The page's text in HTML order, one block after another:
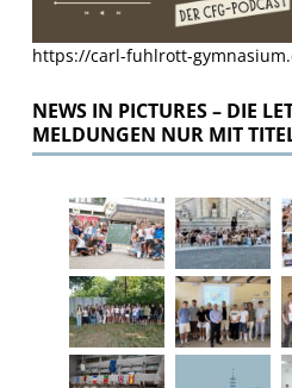
https://carl-fuhlrott-
NEWS IN PICTURES – DIE
MELDUNGEN NUR MIT